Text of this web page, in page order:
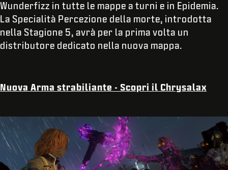
Wunderfizz in tutte le mappe a turni e in Epidemia.
La Specialità Percezione della morte, introdotta
nella Stagione 5, avrà per la prima volta un
distributore dedicato nella nuova mappa.
Nuova Arma strabiliante - Scopri il Chrysalax